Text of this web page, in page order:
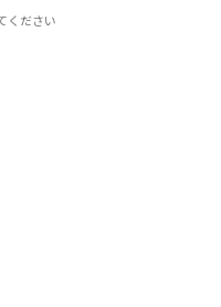
ください